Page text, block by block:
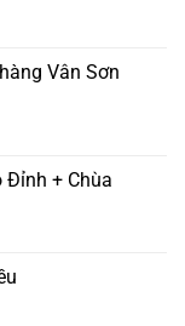
Vân Sơn
Đỉnh + Chùa